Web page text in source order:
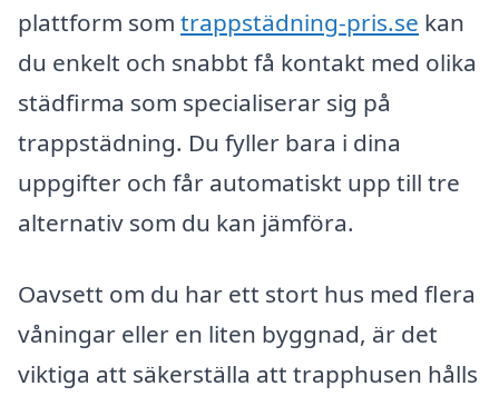
plattform som trappstädning-pris.se kan
du enkelt och snabbt få kontakt med olika
städfirma som specialiserar sig på
trappstädning. Du fyller bara i dina
uppgifter och får automatiskt upp till tre
alternativ som du kan jämföra.
Oavsett om du har ett stort hus med flera
våningar eller en liten byggnad, är det
viktiga att säkerställa att trapphusen hålls